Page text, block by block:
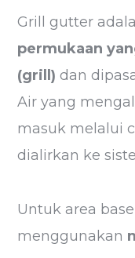
Grill gutter
permukaan
(grill) dan
Air yang
masuk melalui
dialirkan ke
Untuk area
menggunakan